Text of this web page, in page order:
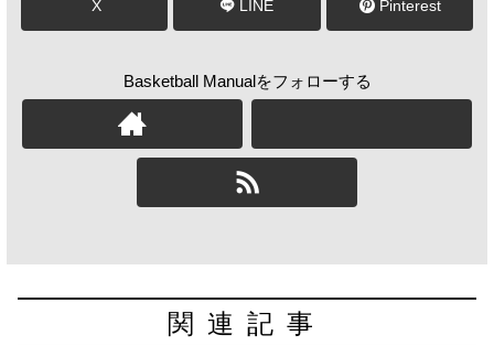
X LINE Pinterest
Basketball Manualをフォローする
関連記事